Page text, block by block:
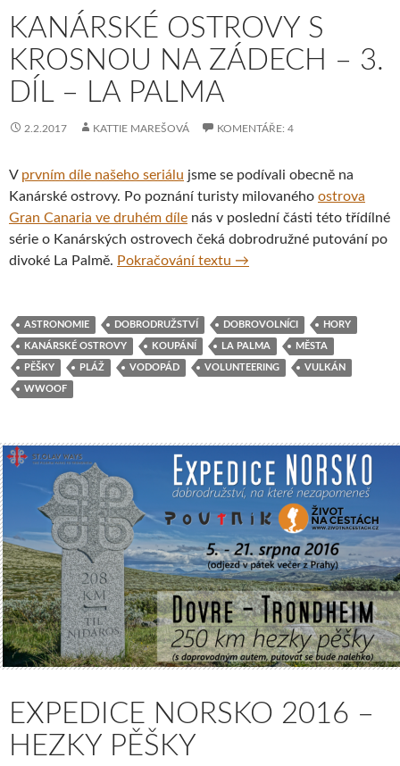
KANÁRSKÉ OSTROVY S
KROSNOU NA ZÁDECH – 3.
DÍL – LA PALMA
2.2.2017 KATTIE MAREŠOVÁ KOMENTÁŘE: 4
V prvním díle našeho seriálu jsme se podívali obecně na
Kanárské ostrovy. Po poznání turisty milovaného ostrova
Gran Canaria ve druhém díle nás v poslední části této třídílné
série o Kanárských ostrovech čeká dobrodružné putování po
divoké La Palmě. Pokračování textu Kanárské ostrovy s
→
ASTRONOMIE DOBRODRUŽSTVÍ DOBROVOLNÍCI HORY
KANÁRSKÉ OSTROVY KOUPÁNÍ LA PALMA MĚSTA
PĚŠKY PLÁŽ VODOPÁD VOLUNTEERING VULKÁN
WWOOF
EXPEDICE NORSKO 2016 –
HEZKY PĚŠKY